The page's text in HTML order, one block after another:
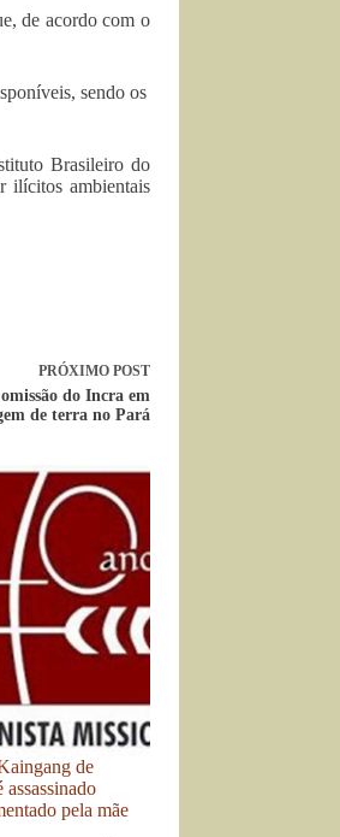
de acordo com o
sendo os
Brasileiro do
ilícitos ambientais
PRÓXIMO POST
do Incra em
de terra no Pará
de
assassinado
pela mãe